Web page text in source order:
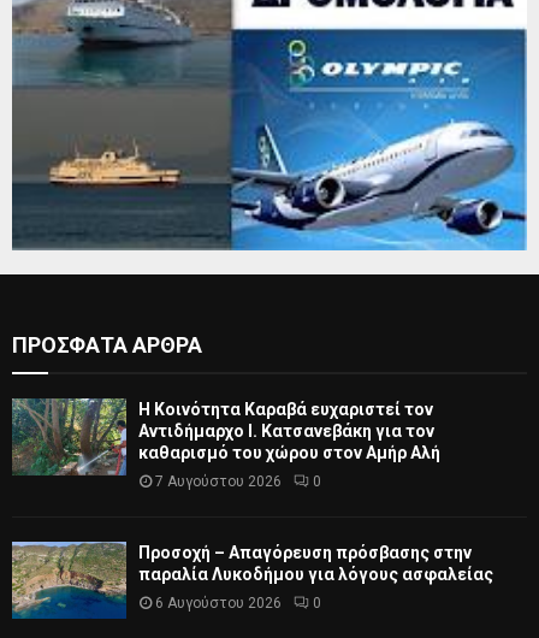
ΠΡΟΣΦΑΤΑ ΑΡΘΡΑ
Η Κοινότητα Καραβά ευχαριστεί τον
Αντιδήμαρχο Ι. Κατσανεβάκη για τον
καθαρισμό του χώρου στον Αμήρ Αλή
7 Αυγούστου 2026 0
Προσοχή – Απαγόρευση πρόσβασης στην
παραλία Λυκοδήμου για λόγους ασφαλείας
6 Αυγούστου 2026 0